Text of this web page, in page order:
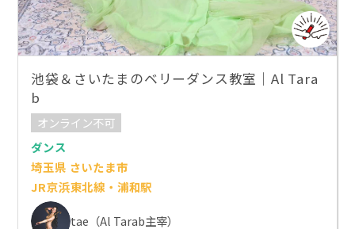
池袋＆さいたまのベリーダンス教室｜Al Tara
b
オンライン不可
ダンス
埼玉県 さいたま市
JR京浜東北線・浦和駅
tae（Al Tarab主宰）